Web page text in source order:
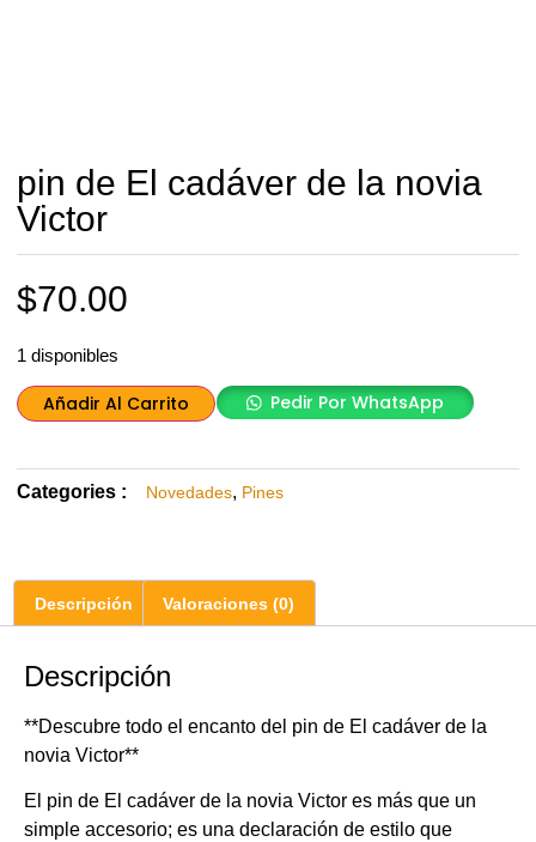
pin de El cadáver de la novia
Victor
$70.00
1 disponibles
Añadir Al Carrito Pedir Por WhatsApp
Categories : Novedades, Pines
Descripción Valoraciones (0)
Descripción
**Descubre todo el encanto del pin de El cadáver de la
novia Victor**
El pin de El cadáver de la novia Victor es más que un
simple accesorio; es una declaración de estilo que